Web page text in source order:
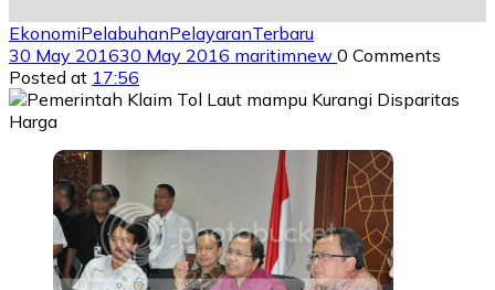
EkonomiPelabuhanPelayaranTerbaru
30 May 201630 May 2016 maritimnew 0 Comments
Posted at 17:56